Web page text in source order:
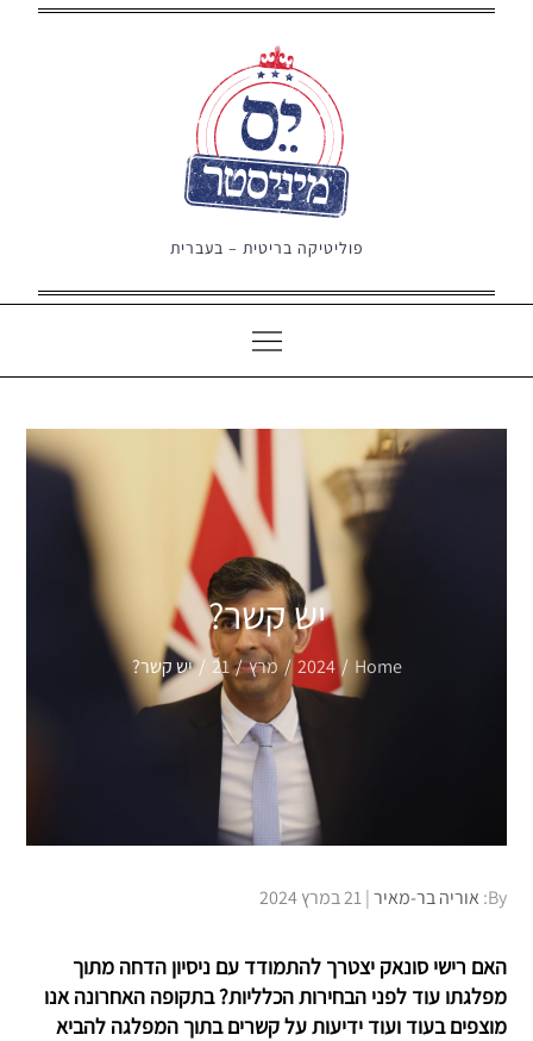
פוליטיקה בריטית – בעברית
יש קשר?
Home
2024 מרץ 21 יש קשר?
By: אוריה בר-מאיר Posted
21 במרץ 2024
האם רישי סונאק יצטרך להתמודד עם ניסיון הדחה מתוך
מפלגתו עוד לפני הבחירות הכלליות? בתקופה האחרונה אנו
מוצפים בעוד ועוד ידיעות על קשרים בתוך המפלגה להביא